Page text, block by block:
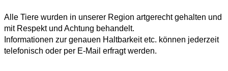
Alle Tiere wurden in unserer Region artgerecht gehalten und
mit Respekt und Achtung behandelt.
Informationen zur genauen Haltbarkeit etc. können jederzeit
telefonisch oder per E-Mail erfragt werden.